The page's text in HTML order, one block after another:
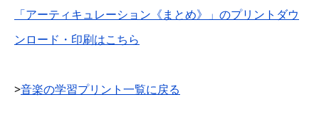
「アーティキュレーション《まとめ》」のプリントダウ
ンロード・印刷はこちら
>音楽の学習プリント一覧に戻る